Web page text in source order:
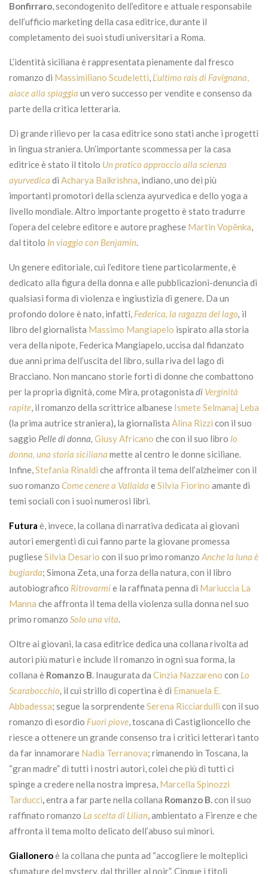
Bonfirraro, secondogenito dell’editore e attuale responsabile
dell’ufficio marketing della casa editrice, durante il
completamento dei suoi studi universitari a Roma.
L’identità siciliana è rappresentata pienamente dal fresco
romanzo di Massimiliano Scudeletti, L’ultimo rais di Favignana,
aiace alla spiaggia un vero successo per vendite e consenso da
parte della critica letteraria.
Di grande rilievo per la casa editrice sono stati anche i progetti
in lingua straniera. Un’importante scommessa per la casa
editrice è stato il titolo Un pratico approccio alla scienza
ayurvedica di Acharya Balkrishna, indiano, uno dei più
importanti promotori della scienza ayurvedica e dello yoga a
livello mondiale. Altro importante progetto è stato tradurre
l’opera del celebre editore e autore praghese Martin Vopěnka,
dal titolo In viaggio con Benjamin.
Un genere editoriale, cui l’editore tiene particolarmente, è
dedicato alla figura della donna e alle pubblicazioni-denuncia di
qualsiasi forma di violenza e ingiustizia di genere. Da un
profondo dolore è nato, infatti, Federica, la ragazza del lago, il
libro del giornalista Massimo Mangiapelo ispirato alla storia
vera della nipote, Federica Mangiapelo, uccisa dal fidanzato
due anni prima dell’uscita del libro, sulla riva del lago di
Bracciano. Non mancano storie forti di donne che combattono
per la propria dignità, come Mira, protagonista di Verginità
rapite, il romanzo della scrittrice albanese Ismete Selmanaj Leba
(la prima autrice straniera), la giornalista Alina Rizzi con il suo
saggio Pelle di donna, Giusy Africano che con il suo libro Io
donna, una storia siciliana mette al centro le donne siciliane.
Infine,Stefania Rinaldi che affronta il tema dell’alzheimer con il
suo romanzo Come cenere a Vallaida eSilvia Fiorino amante di
temi sociali con i suoi numerosi libri.
Futura è, invece, la collana di narrativa dedicata ai giovani
autori emergenti di cui fanno parte la giovane promessa
puglieseSilvia Desario con il suo primo romanzo Anche la luna è
bugiarda; Simona Zeta, una forza della natura, con il libro
autobiografico Ritrovarmie la raffinata penna di Mariuccia La
Manna che affronta il tema della violenza sulla donna nel suo
primo romanzo Solo una vita.
Oltre ai giovani, la casa editrice dedica una collana rivolta ad
autori più maturi e include il romanzo in ogni sua forma, la
collana è Romanzo B. Inaugurata da Cinzia Nazzareno con Lo
Scarabocchio, il cui strillo di copertina è di Emanuela E.
Abbadessa; segue la sorprendenteSerena Ricciardulli con il suo
romanzo di esordio Fuori piove, toscana di Castiglioncello che
riesce a ottenere un grande consenso tra i critici letterari tanto
da far innamorare Nadia Terranova; rimanendo in Toscana, la
“gran madre” di tutti i nostri autori, colei che più di tutti ci
spinge a credere nella nostra impresa, Marcella Spinozzi
Tarducci,entra a far parte nella collana Romanzo B.con il suo
raffinato romanzo La scelta di Lilian, ambientato a Firenze e che
affronta il tema molto delicato dell’abuso sui minori.
Gialloneroè la collana che punta ad “accogliere le molteplici
sfumature del mystery, dal thriller al noir”. Cinque i titoli